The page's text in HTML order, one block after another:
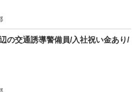
の交通誘導警備員/入社祝い金あり/